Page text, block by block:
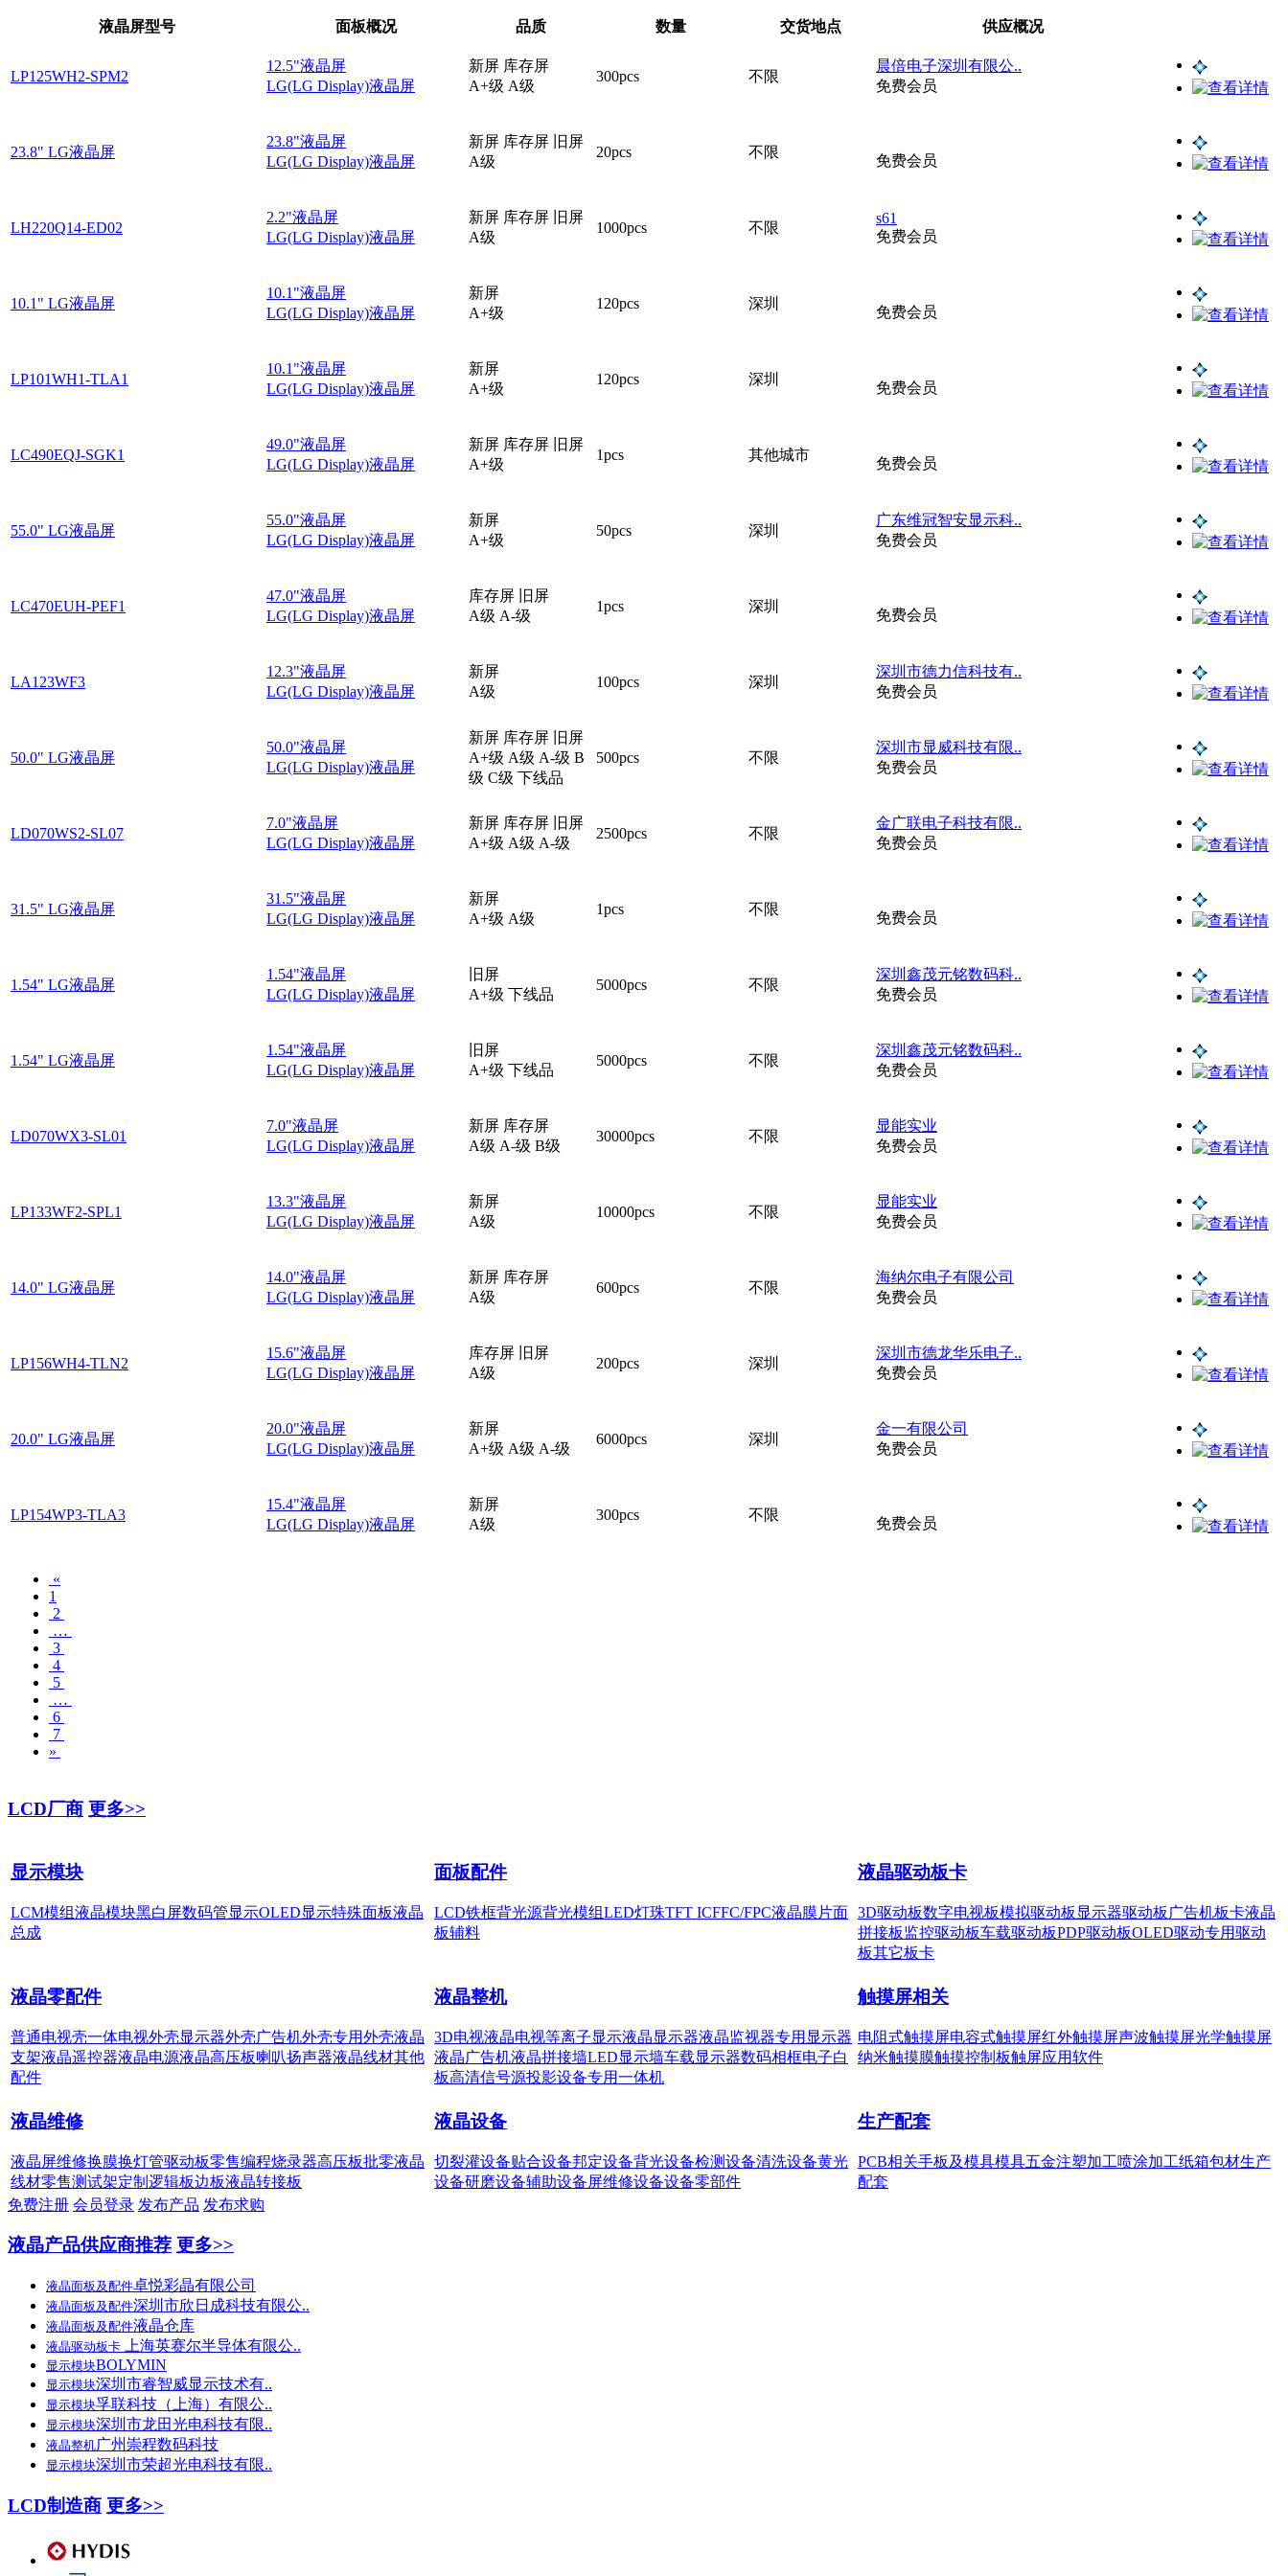
液晶屏型号 面板概况 品质 数量 交货地点 供应概况
LP125WH2-SPM2
12.5"液晶屏
LG(LG Display)液晶屏
新屏 库存屏
A+级 A级
300pcs 不限
晨倍电子深圳有限公..
免费会员
23.8" LG液晶屏
23.8"液晶屏
LG(LG Display)液晶屏
新屏 库存屏 旧屏
A级
20pcs 不限
免费会员
LH220Q14-ED02
2.2"液晶屏
LG(LG Display)液晶屏
新屏 库存屏 旧屏
A级
1000pcs 不限
s61
免费会员
10.1" LG液晶屏
10.1"液晶屏
LG(LG Display)液晶屏
新屏
A+级
120pcs 深圳
免费会员
LP101WH1-TLA1
10.1"液晶屏
LG(LG Display)液晶屏
新屏
A+级
120pcs 深圳
免费会员
LC490EQJ-SGK1
49.0"液晶屏
LG(LG Display)液晶屏
新屏 库存屏 旧屏
A+级
1pcs 其他城市
免费会员
55.0" LG液晶屏
55.0"液晶屏
LG(LG Display)液晶屏
新屏
A+级
50pcs 深圳
广东维冠智安显示科..
免费会员
LC470EUH-PEF1
47.0"液晶屏
LG(LG Display)液晶屏
库存屏 旧屏
A级 A-级
1pcs 深圳
免费会员
LA123WF3
12.3"液晶屏
LG(LG Display)液晶屏
新屏
A级
100pcs 深圳
深圳市德力信科技有..
免费会员
50.0" LG液晶屏
50.0"液晶屏
LG(LG Display)液晶屏
新屏 库存屏 旧屏
A+级 A级 A-级 B
级 C级 下线品
500pcs 不限
深圳市显威科技有限..
免费会员
LD070WS2-SL07
7.0"液晶屏
LG(LG Display)液晶屏
新屏 库存屏 旧屏
A+级 A级 A-级
2500pcs 不限
金广联电子科技有限..
免费会员
31.5" LG液晶屏
31.5"液晶屏
LG(LG Display)液晶屏
新屏
A+级 A级
1pcs 不限
免费会员
1.54" LG液晶屏
1.54"液晶屏
LG(LG Display)液晶屏
旧屏
A+级 下线品
5000pcs 不限
深圳鑫茂元铭数码科..
免费会员
1.54" LG液晶屏
1.54"液晶屏
LG(LG Display)液晶屏
旧屏
A+级 下线品
5000pcs 不限
深圳鑫茂元铭数码科..
免费会员
LD070WX3-SL01
7.0"液晶屏
LG(LG Display)液晶屏
新屏 库存屏
A级 A-级 B级
30000pcs 不限
显能实业
免费会员
LP133WF2-SPL1
13.3"液晶屏
LG(LG Display)液晶屏
新屏
A级
10000pcs 不限
显能实业
免费会员
14.0" LG液晶屏
14.0"液晶屏
LG(LG Display)液晶屏
新屏 库存屏
A级
600pcs 不限
海纳尔电子有限公司
免费会员
LP156WH4-TLN2
15.6"液晶屏
LG(LG Display)液晶屏
库存屏 旧屏
A级
200pcs 深圳
深圳市德龙华乐电子..
免费会员
20.0" LG液晶屏
20.0"液晶屏
LG(LG Display)液晶屏
新屏
A+级 A级 A-级
6000pcs 深圳
金一有限公司
免费会员
LP154WP3-TLA3
15.4"液晶屏
LG(LG Display)液晶屏
新屏
A级
300pcs 不限
免费会员
«
1
2
…
3
4
5
…
6
7
»
LCD厂商 更多>>
显示模块
LCM模组液晶模块黑白屏数码管显示OLED显示特殊面板液晶
总成
面板配件
LCD铁框背光源背光模组LED灯珠TFT ICFFC/FPC液晶膜片面
板辅料
液晶驱动板卡
3D驱动板数字电视板模拟驱动板 显示器驱动板 广告机板卡液晶
拼接板监控驱动板车载驱动板PDP驱动板OLED驱动专用驱动
板其它板卡
液晶零配件
普通电视壳一体电视外壳显示器外壳广告机外壳专用外壳液晶
支架液晶遥控器液晶电源液晶高压板喇叭扬声器液晶线材其他
配件
液晶整机
3D电视液晶电视等离子显示液晶显示器液晶监视器专用显示器
液晶广告机液晶拼接墙LED显示墙车载显示器数码相框电子白
板高清信号源投影设备专用一体机
触摸屏相关
电阻式触摸屏电容式触摸屏红外触摸屏声波触摸屏光学触摸屏
纳米触摸膜触摸控制板触屏应用软件
液晶维修
液晶屏维修换膜换灯管驱动板零售编程烧录器高压板批零液晶
线材零售测试架定制 逻辑板边板液晶转接板
液晶设备
切裂灌设备贴合设备邦定设备背光设备检测设备清洗设备黄光
设备研磨设备辅助设备屏维修设备设备零部件
生产配套
PCB相关手板及模具模具五金注塑加工喷涂加工纸箱包材生产
配套
免费注册 会员登录 发布产品 发布求购
液晶产品供应商推荐 更多>>
液晶面板及配件卓悦彩晶有限公司
液晶面板及配件深圳市欣日成科技有限公..
液晶面板及配件液晶仓库
液晶驱动板卡 上海英赛尔半导体有限公..
显示模块BOLYMIN
显示模块深圳市睿智威显示技术有..
显示模块孚联科技（上海）有限公..
显示模块深圳市龙田光电科技有限..
液晶整机广州崇程数码科技
显示模块深圳市荣超光电科技有限..
LCD制造商 更多>>